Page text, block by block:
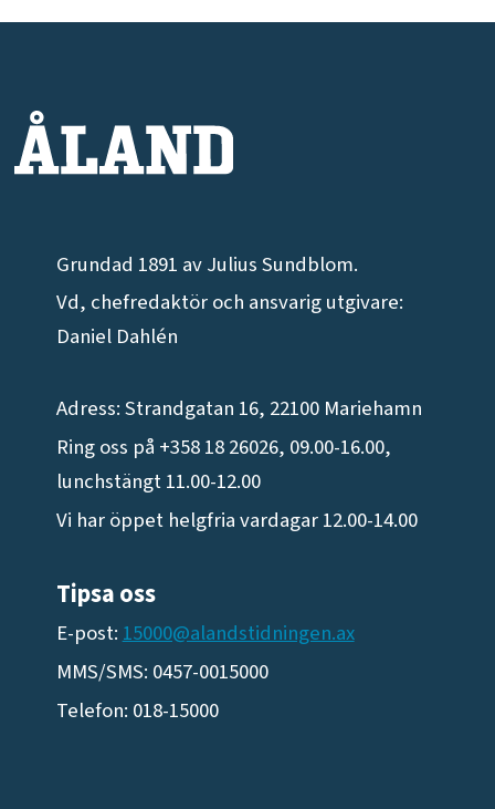
Grundad 1891 av Julius Sundblom.
Vd, chefredaktör och ansvarig utgivare:
Daniel Dahlén
Adress: Strandgatan 16, 22100 Mariehamn
Ring oss på +358 18 26026, 09.00-16.00,
lunchstängt 11.00-12.00
Vi har öppet helgfria vardagar 12.00-14.00
Tipsa oss
E-post: 15000@alandstidningen.ax
MMS/SMS: 0457-0015000
Telefon: 018-15000